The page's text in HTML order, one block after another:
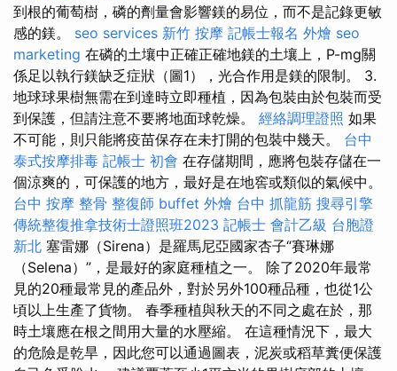
到根的葡萄樹，磷的劑量會影響鎂的易位，而不是記錄更敏
感的鎂。 seo services 新竹 按摩 記帳士報名 外燴 seo
marketing 在磷的土壤中正確正確地鎂的土壤上，P-mg關
係足以執行鎂缺乏症狀（圖1），光合作用是鎂的限制。 3.
地球球果樹無需在到達時立即種植，因為包裝由於包裝而受
到保護，但請注意不要將地面球乾燥。 經絡調理證照 如果
不可能，則只能將疫苗保存在未打開的包裝中幾天。 台中
泰式按摩排毒 記帳士 初會 在存儲期間，應將包裝存儲在一
個涼爽的，可保護的地方，最好是在地窖或類似的氣候中。
台中 按摩 整骨 整復師 buffet 外燴 台中 抓龍筋 搜尋引擎
傳統整復推拿技術士證照班2023 記帳士 會計乙級 台胞證
新北 塞雷娜（Sirena）是羅馬尼亞國家杏子“賽琳娜
（Selena）”，是最好的家庭種植之一。 除了2020年最常
見的20種最常見的產品外，對於另外100種品種，也從1公
頃以上生產了貨物。 春季種植與秋天的不同之處在於，那
時土壤應在根之間用大量的水壓縮。 在這種情況下，最大
的危險是乾旱，因此您可以通過圖表，泥炭或稻草糞便保護